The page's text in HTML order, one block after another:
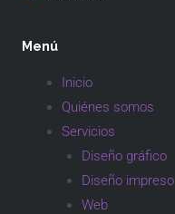
Menú
Inicio
Quiénes somos
Servicios
Diseño gráfico
Diseño impreso
Web